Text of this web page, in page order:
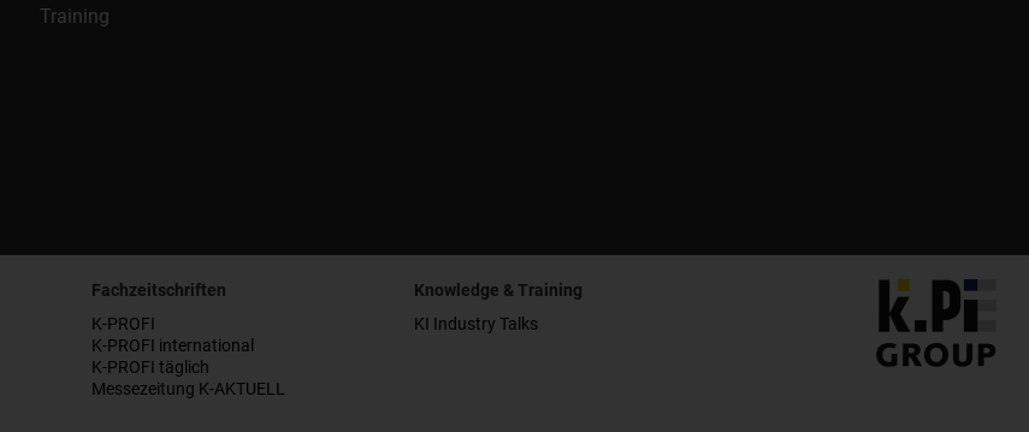
Training
Fachzeitschriften
K-PROFI
K-PROFI international
K-PROFI täglich
Messezeitung K-AKTUELL
Knowledge & Training
KI Industry Talks